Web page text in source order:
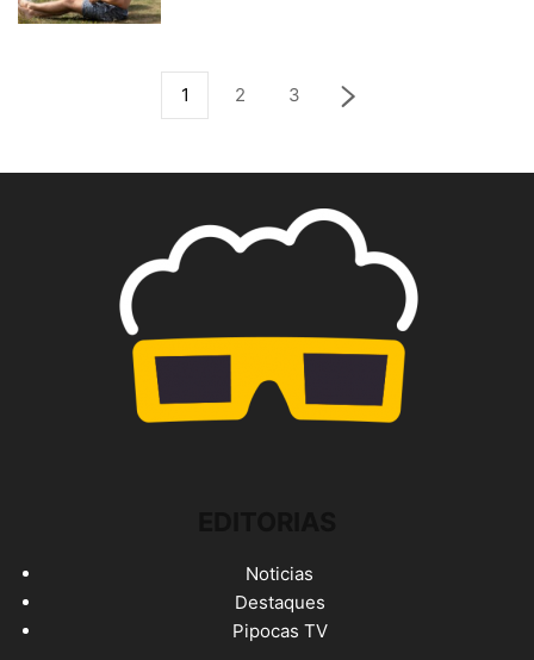
1 2 3
Noticias
Destaques
Pipocas TV